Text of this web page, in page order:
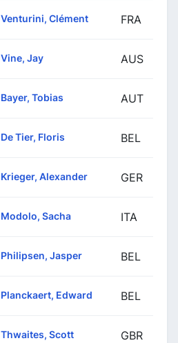
Venturini, Clément FRA
Vine, Jay AUS
Bayer, Tobias AUT
De Tier, Floris BEL
Krieger, Alexander GER
Modolo, Sacha ITA
Philipsen, Jasper BEL
Planckaert, Edward BEL
Thwaites, Scott GBR